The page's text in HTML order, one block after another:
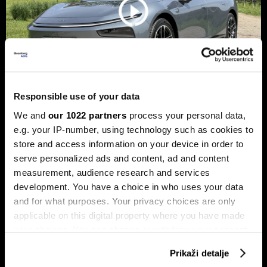
Responsible use of your data
We and our 1022 partners process your personal data,
e.g. your IP-number, using technology such as cookies to
store and access information on your device in order to
serve personalized ads and content, ad and content
measurement, audience research and services
development. You have a choice in who uses your data
and for what purposes. Your privacy choices are only
applicable on this digital property where you have made
your choices. You can change or withdraw your consent
Prikaži detalje
Xpeng P7+: Luksuzni kineski
automobil koji priča kao navijen
Luksuzni fastback s vlastitim čipom koji po
performansama nadmašuje usporedive Nvidijine proizvode.